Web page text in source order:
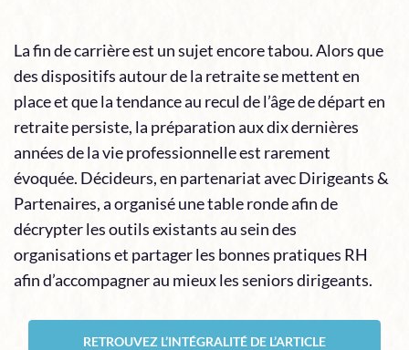
La fin de carrière est un sujet encore tabou. Alors que
des dispositifs autour de la retraite se mettent en
place et que la tendance au recul de l’âge de départ en
retraite persiste, la préparation aux dix dernières
années de la vie professionnelle est rarement
évoquée. Décideurs, en partenariat avec Dirigeants &
Partenaires, a organisé une table ronde afin de
décrypter les outils existants au sein des
organisations et partager les bonnes pratiques RH
afin d’accompagner au mieux les seniors dirigeants.
RETROUVEZ L’INTÉGRALITÉ DE L’ARTICLE